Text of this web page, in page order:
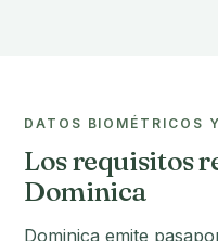
DATOS BIOMÉTRICOS
Los requisitos
Dominica
Dominica emite